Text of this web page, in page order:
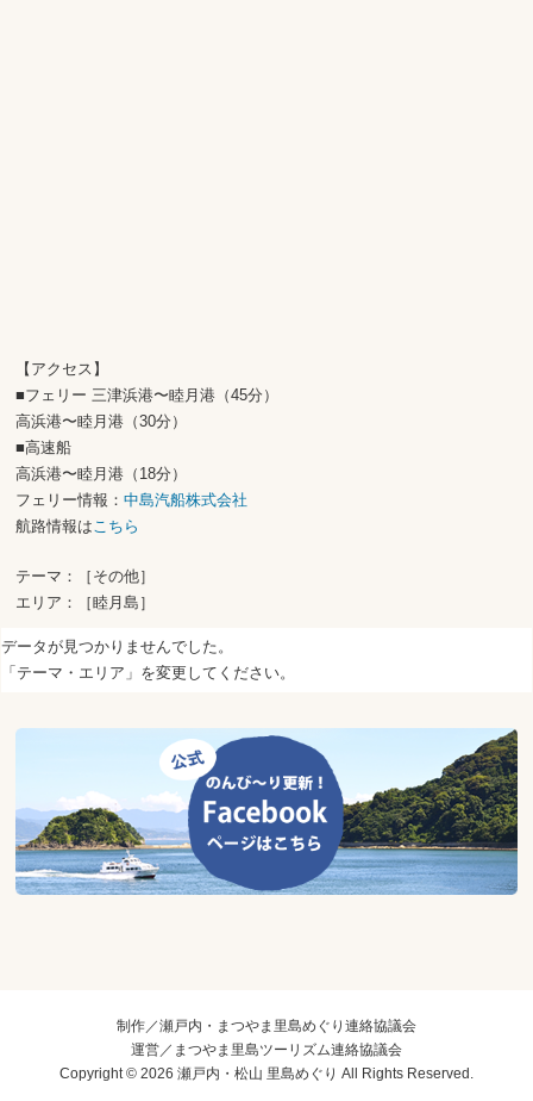
【アクセス】
■フェリー 三津浜港〜睦月港（45分）
高浜港〜睦月港（30分）
■高速船
高浜港〜睦月港（18分）
フェリー情報：中島汽船株式会社
航路情報はこちら
テーマ：［その他］
エリア：［睦月島］
データが見つかりませんでした。
「テーマ・エリア」を変更してください。
制作／瀬戸内・まつやま里島めぐり連絡協議会
運営／まつやま里島ツーリズム連絡協議会
Copyright © 2026 瀬戸内・松山 里島めぐり All Rights Reserved.